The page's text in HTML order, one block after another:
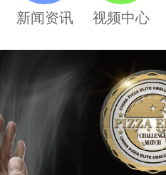
乘车路线
新闻资讯 视频中心
Dr.Pizza2026第